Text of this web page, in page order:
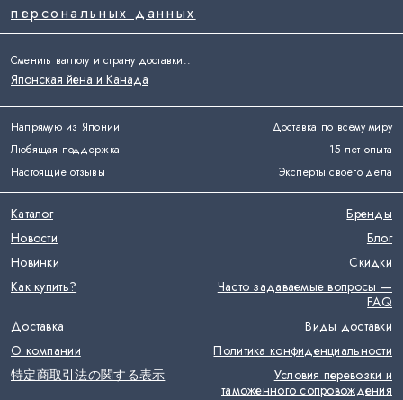
Напрямую из Японии
Доставка по всему миру
Любящая поддержка
15 лет опыта
Настоящие отзывы
Эксперты своего дела
персональных данных
Каталог
Бренды
Новости
Блог
Новинки
Скидки
Как купить?
Часто задаваемые вопросы —
FAQ
Доставка
Виды доставки
О компании
Политика конфиденциальности
特定商取引法の関する表示
Условия перевозки и
таможенного сопровождения
Сменить валюту и страну доставки::
Японская йена и Канада